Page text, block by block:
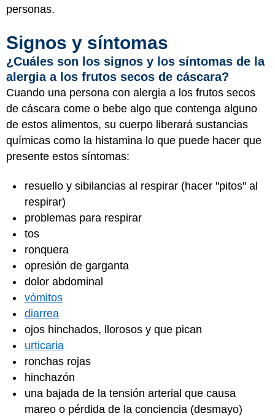
personas.
Signos y síntomas
¿Cuáles son los signos y los síntomas de la
alergia a los frutos secos de cáscara?
Cuando una persona con alergia a los frutos secos
de cáscara come o bebe algo que contenga alguno
de estos alimentos, su cuerpo liberará sustancias
químicas como la histamina lo que puede hacer que
presente estos síntomas:
resuello y sibilancias al respirar (hacer "pitos" al
respirar)
problemas para respirar
tos
ronquera
opresión de garganta
dolor abdominal
vómitos
diarrea
ojos hinchados, llorosos y que pican
urticaria
ronchas rojas
hinchazón
una bajada de la tensión arterial que causa
mareo o pérdida de la conciencia (desmayo)